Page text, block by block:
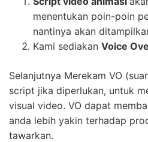
menentukan poin-poin
nantinya akan
Kami sediakan Voice
Selanjutnya Merekam VO
script jika diperlukan, untuk
visual video. VO dapat
anda lebih yakin terhadap
tawarkan.